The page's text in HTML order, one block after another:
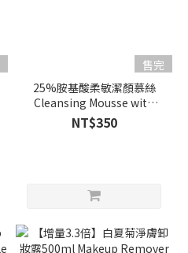
售完
25%胺基酸柔敏潔顏慕絲
Cleansing Mousse with
25% Amino Acid for
Sensitive Skin
NT$350